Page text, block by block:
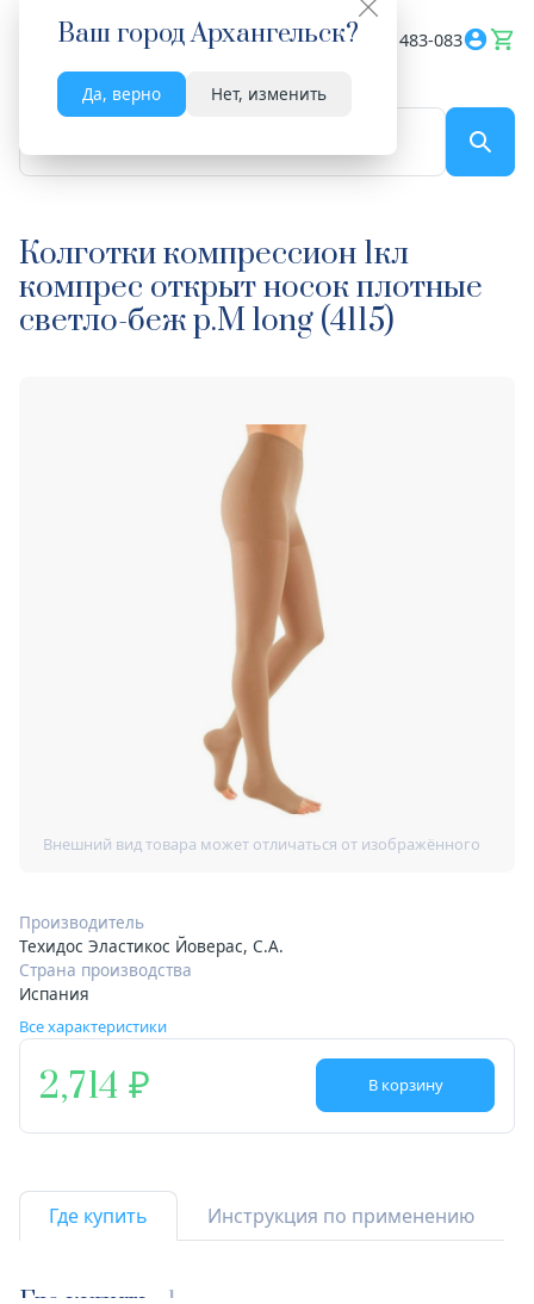
Ваш городАрхангельск?
Да, верно Нет, изменить
Весь сайт 8182 483-083
Колготки компрессион 1кл
компрес открыт носок плотные
светло-беж р.M long (4115)
Производитель
Техидос Эластикос Йоверас, С.А.
Страна производства
Испания
Все характеристики
2,714 В корзину
Где купить Инструкция по применению